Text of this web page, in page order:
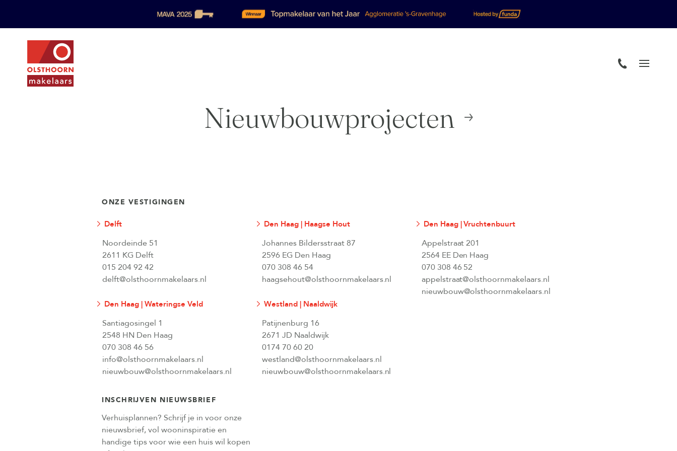
Nieuwbouwprojecten
ONZE VESTIGINGEN
Delft
Noordeinde 51
2611 KG Delft
015 204 92 42
delft@olsthoornmakelaars.nl
Den Haag | Haagse Hout
Johannes Bildersstraat 87
2596 EG Den Haag
070 308 46 54
haagsehout@olsthoornmakelaars.nl
Den Haag | Vruchtenbuurt
Appelstraat 201
2564 EE Den Haag
070 308 46 52
appelstraat@olsthoornmakelaars.nl
nieuwbouw@olsthoornmakelaars.nl
Den Haag | Wateringse Veld
Santiagosingel 1
2548 HN Den Haag
070 308 46 56
info@olsthoornmakelaars.nl
nieuwbouw@olsthoornmakelaars.nl
Westland | Naaldwijk
Patijnenburg 16
2671 JD Naaldwijk
0174 70 60 20
westland@olsthoornmakelaars.nl
nieuwbouw@olsthoornmakelaars.nl
INSCHRIJVEN NIEUWSBRIEF
Verhuisplannen? Schrijf je in voor onze
nieuwsbrief, vol wooninspiratie en
handige tips voor wie een huis wil kopen